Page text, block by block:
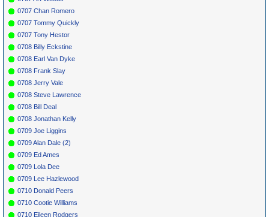
0707 Chan Romero
0707 Tommy Quickly
0707 Tony Hestor
0708 Billy Eckstine
0708 Earl Van Dyke
0708 Frank Slay
0708 Jerry Vale
0708 Steve Lawrence
0708 Bill Deal
0708 Jonathan Kelly
0709 Joe Liggins
0709 Alan Dale (2)
0709 Ed Ames
0709 Lola Dee
0709 Lee Hazlewood
0710 Donald Peers
0710 Cootie Williams
0710 Eileen Rodgers